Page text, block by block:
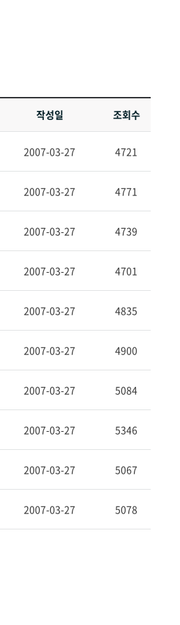
작성일 조회수
2007-03-27 4721
2007-03-27 4771
2007-03-27 4739
2007-03-27 4701
2007-03-27 4835
2007-03-27 4900
2007-03-27 5084
2007-03-27 5346
2007-03-27 5067
2007-03-27 5078